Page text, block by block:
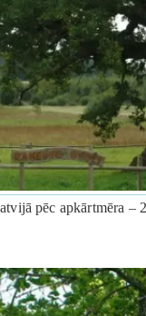
pēc apkārtmēra –